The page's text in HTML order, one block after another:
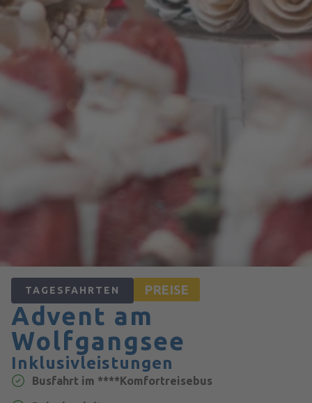
TAGESFAHRTEN PREISE
Advent am
Wolfgangsee
Inklusivleistungen
Busfahrt im ****Komfortreisebus